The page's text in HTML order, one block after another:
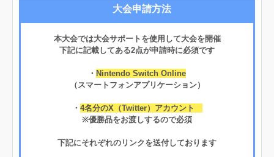
大会申請方法
本大会では大会サポートを使用して大会を開催
下記に記載してある2点が申請時に必須です
・ Nintendo Switch Online
（スマートフォンアプリケーション）
・ 4名分のX（Twitter）アカウント
※優勝品をお渡しするので必須
下記にそれぞれのリンクを送付しております